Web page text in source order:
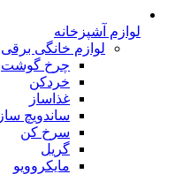
لوازم آشپزخانه
لوازم خانگی برقی
چرخ گوشت
خردکن
غذاساز
ساندویچ ساز
سرخ کن
گریل
مایکروویو